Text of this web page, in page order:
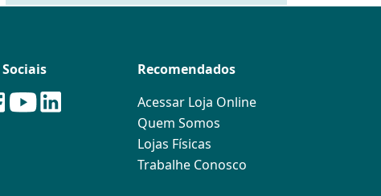
Sociais
Recomendados
Acessar Loja Online
Quem Somos
Lojas Físicas
Trabalhe Conosco